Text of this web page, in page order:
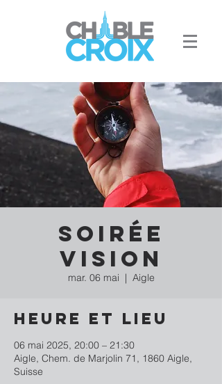
Soirée
Vision
mar. 06 mai
  |
Aigle
Heure et lieu
06 mai 2025, 20:00 – 21:30
Aigle, Chem. de Marjolin 71, 1860 Aigle,
Suisse